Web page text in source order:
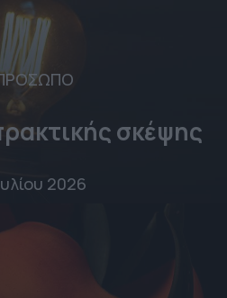
σκέψης
2026